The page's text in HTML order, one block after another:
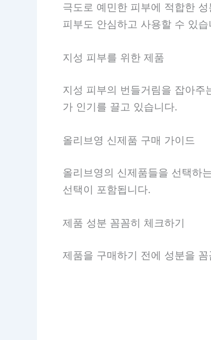
극도로 예민한 피부에 적합한
피부도 안심하고 사용할 수 있습
지성 피부를 위한 제품
지성 피부의 번들거림을 잡아주
가 인기를 끌고 있습니다.
올리브영 신제품 구매 가이드
올리브영의 신제품들을 선택하
선택이 포함됩니다.
제품 성분 꼼꼼히 체크하기
제품을 구매하기 전에 성분을